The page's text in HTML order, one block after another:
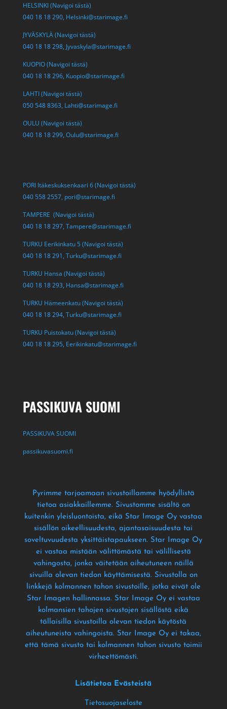
HELSINKI (Navigoi tästä)
040 18 18 290, Helsinki@starimage.fi
JYVÄSKYLÄ (Navigoi tästä)
040 18 18 298, Jyvaskyla@starimage.fi
KUOPIO (Navigoi tästä)
040 18 18 296, Kuopio@starimage.fi
LAHTI (Navigoi tästä)
050 548 8363, Lahti@starimage.fi
OULU (Navigoi tästä)
040 18 18 299, Oulu@starimage.fi
PORI Itäkeskuksenkaari 6 (Navigoi tästä)
040 558 2557, pori@starimage.fi
TAMPERE (Navigoi tästä)
040 18 18 297, Tampere@starimage.fi
TURKU Eerikinkatu 5 (Navigoi tästä)
040 18 18 291, Turku@starimage.fi
TURKU Hansa (Navigoi tästä)
040 18 18 293, Hansa@starimage.fi
TURKU Hämeenkatu (Navigoi tästä)
040 18 18 294, Turku@starimage.fi
TURKU Puistokatu (Navigoi tästä)
040 18 18 295, Eerikinkatu@starimage.fi
PASSIKUVA SUOMI
PASSIKUVA SUOMI
passikuvasuomi.fi
Pyrimme tarjoamaan sivustoillamme hyödyllistä
tietoa asiakkaillemme. Sivustomme sisältö on
kuitenkin yleisluontoista, eikä Star Image Oy vastaa
sisällön oikeellisuudesta, ajantasaisuudesta tai
soveltuvuudesta yksittäistapaukseen. Star Image Oy
ei vastaa mistään välittömästä tai välillisestä
vahingosta, jonka väitetään aiheutuneen näillä
sivuilla olevan tiedon käyttämisestä. Sivustolla on
linkkejä kolmannen tahon sivustoille, jotka eivät ole
Star Imagen hallinnassa. Star Image Oy ei vastaa
kolmansien tahojen sivustojen sisällöstä eikä
tällaisilla sivustoilla olevan tiedon käytöstä
aiheutuneista vahingoista. Star Image Oy ei takaa,
että tämä sivusto tai kolmannen tahon sivusto toimii
virheettömästi.
Lisätietoa Evästeistä
Tietosuojaseloste